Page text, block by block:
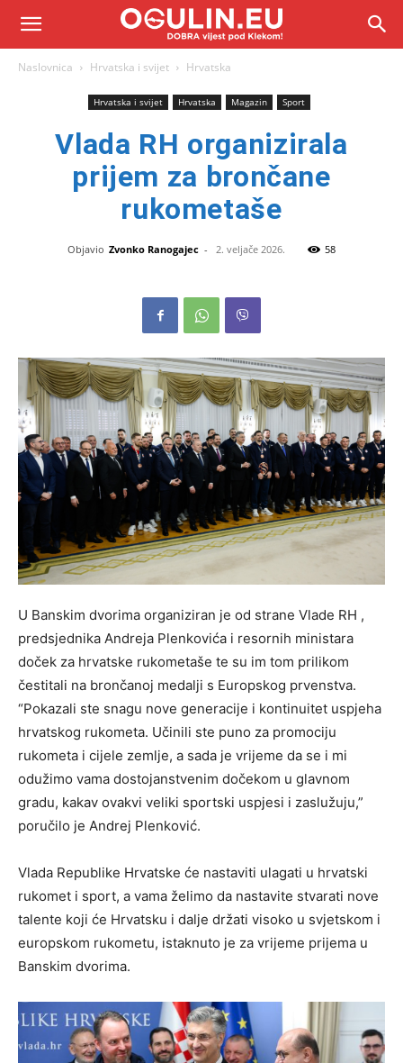
Naslovnica Hrvatska i svijet Hrvatska
Hrvatska i svijet Hrvatska Magazin Sport
Vlada RH organizirala
prijem za brončane
rukometaše
Objavio Zvonko Ranogajec - 2. veljače 2026. 58
U Banskim dvorima organiziran je od strane Vlade RH ,
predsjednika Andreja Plenkovića i resornih ministara
doček za hrvatske rukometaše te su im tom prilikom
čestitali na brončanoj medalji s Europskog prvenstva.
“Pokazali ste snagu nove generacije i kontinuitet uspjeha
hrvatskog rukometa. Učinili ste puno za promociju
rukometa i cijele zemlje, a sada je vrijeme da se i mi
odužimo vama dostojanstvenim dočekom u glavnom
gradu, kakav ovakvi veliki sportski uspjesi i zaslužuju,”
poručilo je Andrej Plenković.
Vlada Republike Hrvatske će nastaviti ulagati u hrvatski
rukomet i sport, a vama želimo da nastavite stvarati nove
talente koji će Hrvatsku i dalje držati visoko u svjetskom i
europskom rukometu, istaknuto je za vrijeme prijema u
Banskim dvorima.